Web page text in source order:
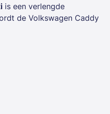
is een verlengde
de Volkswagen Caddy
Caddy L2H1. Veel
die extra ruimte
voor deze Caddy
door de drukke
cruisen in de VW
Caddy Maxi